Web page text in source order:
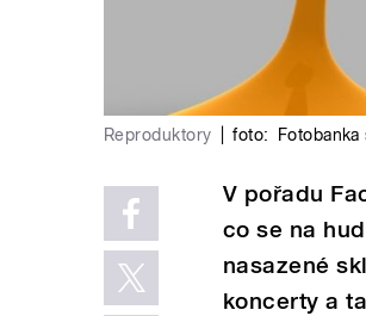
Reproduktory foto:
V pořadu
co se na
nasazené
koncerty a